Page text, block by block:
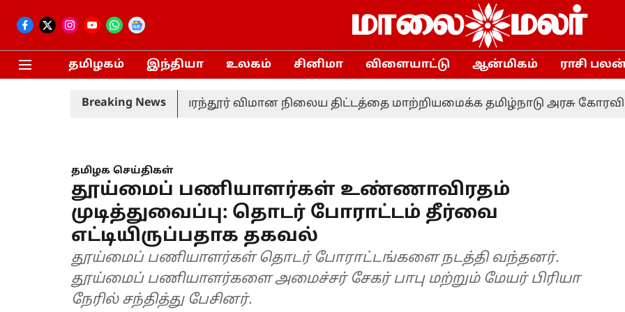
தமிழகம் இந்தியா உலகம் சினிமா விளையாட்டு ஆன்மிகம் ராசி
Breaking News
மனைவி சங்கீதா! பரந்தூர் விமான நிலைய திட்டத்தை மாற்றியமைக்க தமிழ்நாடு அரசு கோரவில்லை -
தமிழக செய்திகள்
தூய்மைப் பணியாளர்கள் உண்ணாவிரதம்
முடித்துவைப்பு: தொடர் போராட்டம் தீர்வை
எட்டியிருப்பதாக தகவல்
தூய்மைப் பணியாளர்கள் தொடர் போராட்டங்களை நடத்தி வந்தனர்.
தூய்மைப் பணியாளர்களை அமைச்சர் சேகர் பாபு மற்றும் மேயர் பிரியா
நேரில் சந்தித்து பேசினர்.